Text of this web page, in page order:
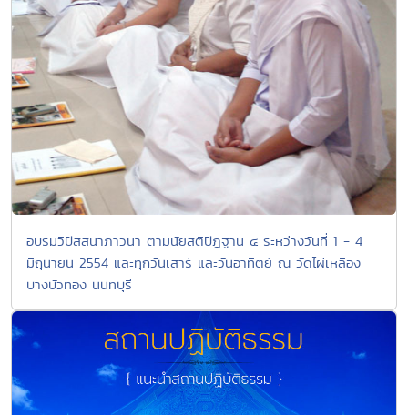
อบรมวิปัสสนาภาวนา ตามนัยสติปัฎฐาน ๔ ระหว่างวันที่ 1 - 4
มิถุนายน 2554 และทุกวันเสาร์ และวันอาทิตย์ ณ วัดไผ่เหลือง
บางบัวทอง นนทบุรี